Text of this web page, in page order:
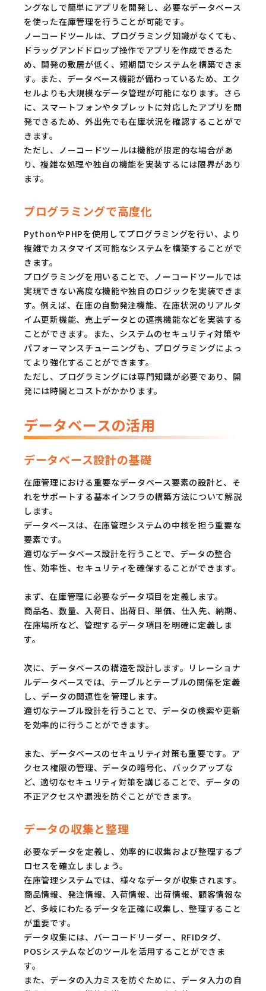
ングなしで簡単にアプリを開発し、必要なデータベース
を使った在庫管理を行うことが可能です。
ノーコードツールは、プログラミング知識がなくても、
ドラッグアンドドロップ操作でアプリを作成できるた
め、開発の敷居が低く、短期間でシステムを構築できま
す。また、データベース機能が備わっているため、エク
セルよりも大規模なデータ管理が可能になります。さら
に、スマートフォンやタブレットに対応したアプリを開
発できるため、外出先でも在庫状況を確認することがで
きます。
ただし、ノーコードツールは機能が限定的な場合があ
り、複雑な処理や独自の機能を実装するには限界があり
ます。
プログラミングで高度化
PythonやPHPを使用してプログラミングを行い、より
複雑でカスタマイズ可能なシステムを構築することがで
きます。
プログラミングを用いることで、ノーコードツールでは
実現できない高度な機能や独自のロジックを実装できま
す。例えば、在庫の自動発注機能、在庫状況のリアルタ
イム更新機能、売上データとの連携機能などを実装する
ことができます。また、システムのセキュリティ対策や
パフォーマンスチューニングも、プログラミングによっ
てより強化することができます。
ただし、プログラミングには専門知識が必要であり、開
発には時間とコストがかかります。
データベースの活用
データベース設計の基礎
在庫管理における重要なデータベース要素の設計と、そ
れをサポートする基本インフラの構築方法について解説
します。
データベースは、在庫管理システムの中核を担う重要な
要素です。
適切なデータベース設計を行うことで、データの整合
性、効率性、セキュリティを確保することができます。
まず、在庫管理に必要なデータ項目を定義します。
商品名、数量、入荷日、出荷日、単価、仕入先、納期、
在庫場所など、管理するデータ項目を明確に定義しま
す。
次に、データベースの構造を設計します。リレーショナ
ルデータベースでは、テーブルとテーブルの関係を定義
し、データの関連性を管理します。
適切なテーブル設計を行うことで、データの検索や更新
を効率的に行うことができます。
また、データベースのセキュリティ対策も重要です。ア
クセス権限の管理、データの暗号化、バックアップな
ど、適切なセキュリティ対策を講じることで、データの
不正アクセスや漏洩を防ぐことができます。
データの収集と整理
必要なデータを定義し、効率的に収集および整理するプ
ロセスを確立しましょう。
在庫管理システムでは、様々なデータが収集されます。
商品情報、発注情報、入荷情報、出荷情報、顧客情報な
ど、多岐にわたるデータを正確に収集し、整理すること
が重要です。
データ収集には、バーコードリーダー、RFIDタグ、
POSシステムなどのツールを活用することができま
す。
また、データの入力ミスを防ぐために、データ入力の自